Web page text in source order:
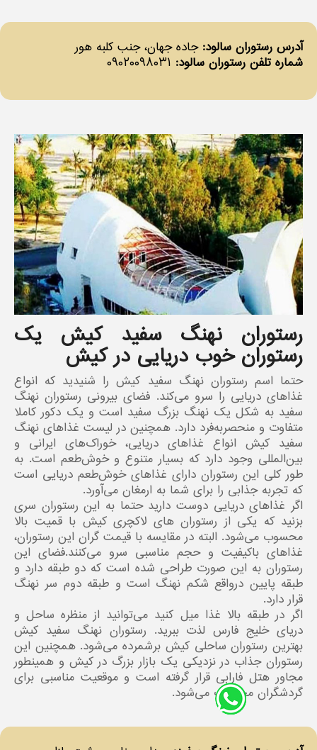
آدرس رستوران سالود:جاده جهان، جنب کلبه هور
شماره تلفن رستوران سالود: ۰۹۰۲۰۰۹۸۰۳۱
رستوران نهنگ سفید کیش یک
رستوران خوب دریایی در کیش
حتما اسم رستوران نهنگ سفید کیش را شنیدید که انواع
غذاهای دریایی را سرو می‌کند. فضای بیرونی رستوران نهنگ
سفید به شکل یک نهنگ بزرگ سفید است و یک دکور کاملا
متفاوت و منحصر‌به‌فرد دارد. همچنین در لیست غذاهای نهنگ
سفید کیش انواع غذاهای دریایی، خوراک‌های ایرانی و
بین‌المللی وجود دارد که بسیار متنوع و خوش‌طعم است. به
طور کلی این رستوران دارای غذاهای خوش‌طعم دریایی است
که تجربه جذابی را برای شما به ارمغان می‌آورد.
اگر غذاهای دریایی دوست دارید حتما به این رستوران سری
بزنید که یکی از رستوران های لاکچری کیش با قمیت بالا
محسوب می‌شود. البته در مقایسه با قیمت گران این رستوران،
غذاهای باکیفیت و حجم مناسبی سرو می‌کنند.فضای این
رستوران به این صورت طراحی شده است که دو طبقه دارد و
طبقه پایین درواقع شکم نهنگ است و طبقه دوم سر نهنگ
قرار دارد.
اگر در طبقه بالا غذا میل کنید می‌توانید از منظره ساحل و
دریای خلیج فارس لذت ببرید. رستوران نهنگ سفید کیش
بهترین رستوران ساحلی کیش برشمرده می‌شود. همچنین این
رستوران جذاب در نزدیکی یک بازار بزرگ در کیش و همینطور
مجاور هتل فارابی قرار گرفته‌ است و موقعیت مناسبی برای
گردشگران محسوب می‌شود.